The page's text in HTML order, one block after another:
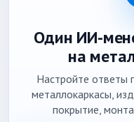
Один ИИ-
на
Настройте ответы
металлокаркасы,
покрытие,